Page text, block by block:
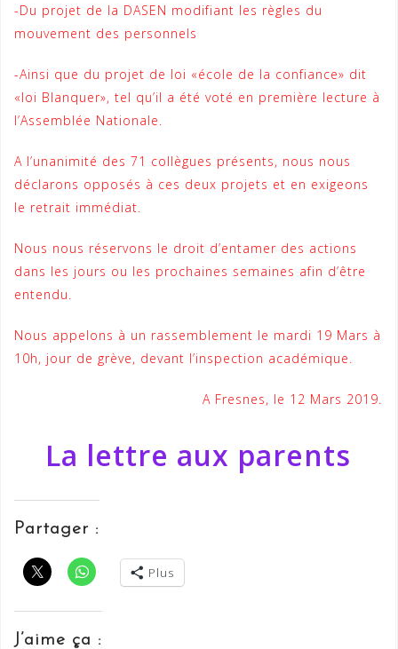
-Du projet de la DASEN modifiant les règles du
mouvement des personnels
-Ainsi que du projet de loi «école de la confiance» dit
«loi Blanquer», tel qu’il a été voté en première lecture à
l’Assemblée Nationale.
A l’unanimité des 71 collègues présents, nous nous
déclarons opposés à ces deux projets et en exigeons
le retrait immédiat.
Nous nous réservons le droit d’entamer des actions
dans les jours ou les prochaines semaines afin d’être
entendu.
Nous appelons à un rassemblement le mardi 19 Mars à
10h, jour de grève, devant l’inspection académique.
A Fresnes, le 12 Mars 2019.
La lettre aux parents
Partager :
Plus
J’aime ça :